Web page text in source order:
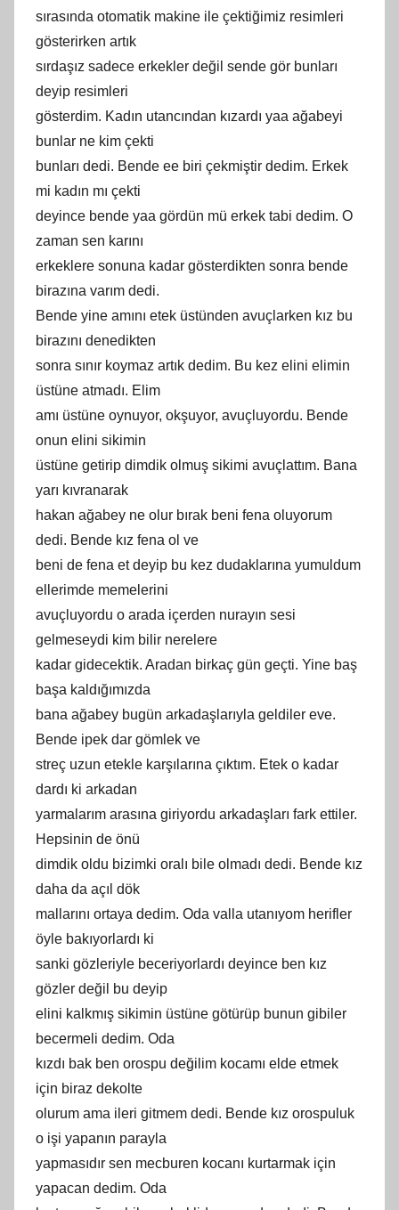
sırasında otomatik makine ile çektiğimiz resimleri
gösterirken artık
sırdaşız sadece erkekler değil sende gör bunları
deyip resimleri
gösterdim. Kadın utancından kızardı yaa ağabeyi
bunlar ne kim çekti
bunları dedi. Bende ee biri çekmiştir dedim. Erkek
mi kadın mı çekti
deyince bende yaa gördün mü erkek tabi dedim. O
zaman sen karını
erkeklere sonuna kadar gösterdikten sonra bende
birazına varım dedi.
Bende yine amını etek üstünden avuçlarken kız bu
birazını denedikten
sonra sınır koymaz artık dedim. Bu kez elini elimin
üstüne atmadı. Elim
amı üstüne oynuyor, okşuyor, avuçluyordu. Bende
onun elini sikimin
üstüne getirip dimdik olmuş sikimi avuçlattım. Bana
yarı kıvranarak
hakan ağabey ne olur bırak beni fena oluyorum
dedi. Bende kız fena ol ve
beni de fena et deyip bu kez dudaklarına yumuldum
ellerimde memelerini
avuçluyordu o arada içerden nurayın sesi
gelmeseydi kim bilir nerelere
kadar gidecektik. Aradan birkaç gün geçti. Yine baş
başa kaldığımızda
bana ağabey bugün arkadaşlarıyla geldiler eve.
Bende ipek dar gömlek ve
streç uzun etekle karşılarına çıktım. Etek o kadar
dardı ki arkadan
yarmalarım arasına giriyordu arkadaşları fark ettiler.
Hepsinin de önü
dimdik oldu bizimki oralı bile olmadı dedi. Bende kız
daha da açıl dök
mallarını ortaya dedim. Oda valla utanıyom herifler
öyle bakıyorlardı ki
sanki gözleriyle beceriyorlardı deyince ben kız
gözler değil bu deyip
elini kalkmış sikimin üstüne götürüp bunun gibiler
becermeli dedim. Oda
kızdı bak ben orospu değilim kocamı elde etmek
için biraz dekolte
olurum ama ileri gitmem dedi. Bende kız orospuluk
o işi yapanın parayla
yapmasıdır sen mecburen kocanı kurtarmak için
yapacan dedim. Oda